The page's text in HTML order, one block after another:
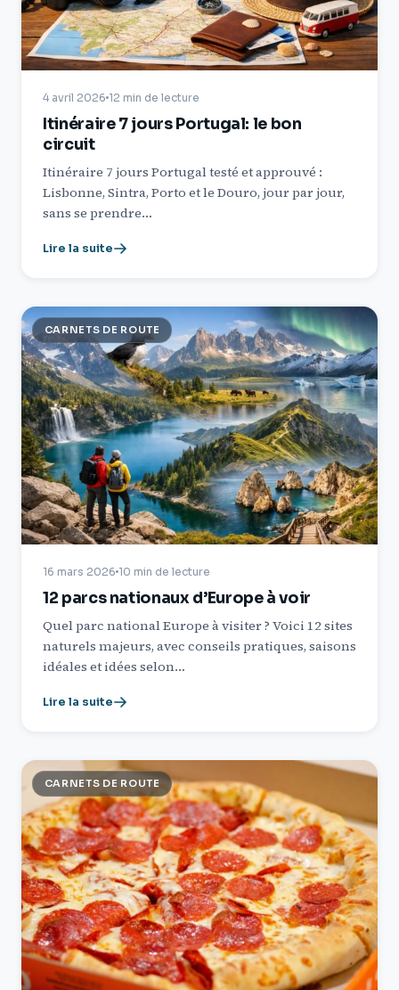
4 avril 2026 12 min de lecture
Itinéraire 7 jours Portugal: le bon
circuit
Itinéraire 7 jours Portugal testé et approuvé :
Lisbonne, Sintra, Porto et le Douro, jour par jour,
sans se prendre…
Lire la suite
CARNETS DE ROUTE
16 mars 2026 10 min de lecture
12 parcs nationaux d’Europe à voir
Quel parc national Europe à visiter ? Voici 12 sites
naturels majeurs, avec conseils pratiques, saisons
idéales et idées selon…
Lire la suite
CARNETS DE ROUTE